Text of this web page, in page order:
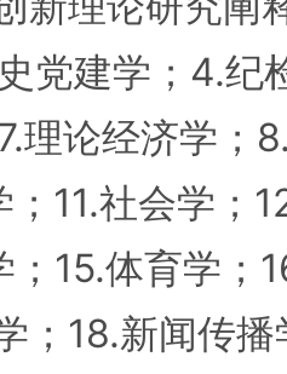
党建学；4.纪
理论经济学；
11.社会学；
；15.体育学；
；18.新闻传